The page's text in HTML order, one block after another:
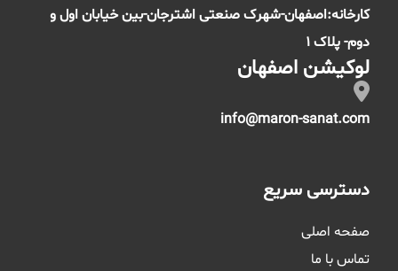
کارخانه:اصفهان-شهرک صنعتی اشترجان-بین خیابان اول و
دوم- پلاک 1
لوکیشن اصفهان
info@maron-sanat.com
دسترسی سریع
صفحه اصلی
تماس با ما